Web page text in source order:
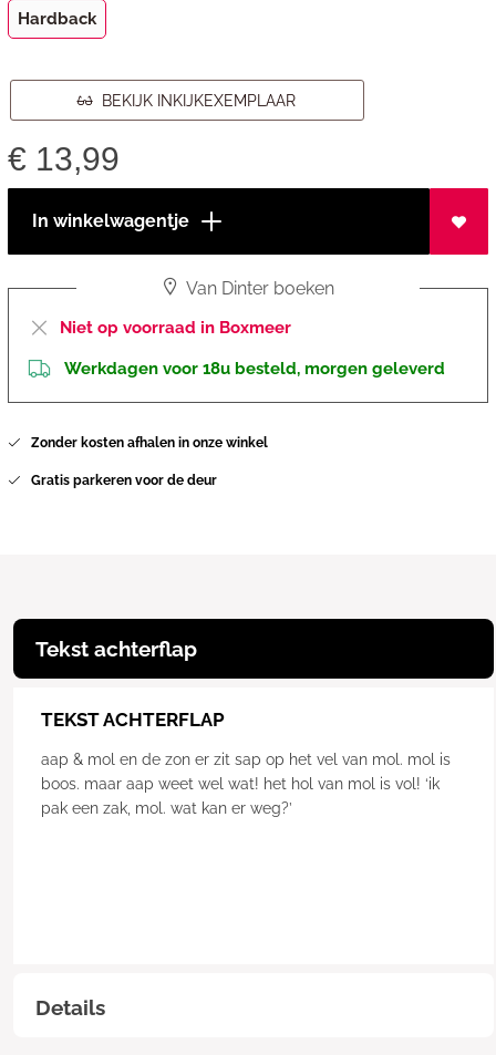
Hardback
BEKIJK INKIJKEXEMPLAAR
€ 13,99
In winkelwagentje
Van Dinter boeken
Niet op voorraad in Boxmeer
Werkdagen voor 18u besteld, morgen geleverd
Zonder kosten afhalen in onze winkel
Gratis parkeren voor de deur
Tekst achterflap
TEKST ACHTERFLAP
aap & mol en de zon er zit sap op het vel van mol. mol is
boos. maar aap weet wel wat! het hol van mol is vol! ‘ik
pak een zak, mol. wat kan er weg?’
Details